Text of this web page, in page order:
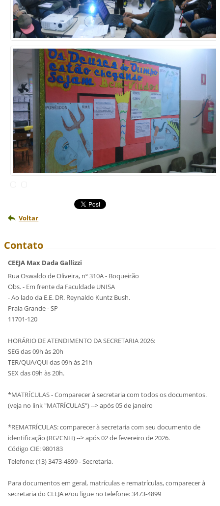
Voltar
Contato
CEEJA Max Dada Gallizzi
Rua Oswaldo de Oliveira, nº 310A - Boqueirão
Obs. - Em frente da Faculdade UNISA
- Ao lado da E.E. DR. Reynaldo Kuntz Bush.
Praia Grande - SP
11701-120
HORÁRIO DE ATENDIMENTO DA SECRETARIA 2026:
SEG das 09h às 20h
TER/QUA/QUI das 09h às 21h
SEX das 09h às 20h.
*MATRÍCULAS - Comparecer à secretaria com todos os documentos.
(veja no link "MATRÍCULAS") --> após 05 de janeiro
*REMATRÍCULAS: comparecer à secretaria com seu documento de
identificação (RG/CNH) --> após 02 de fevereiro de 2026.
Código CIE: 980183
Telefone: (13) 3473-4899 - Secretaria.
Para documentos em geral, matrículas e rematrículas, comparecer à
secretaria do CEEJA e/ou ligue no telefone: 3473-4899